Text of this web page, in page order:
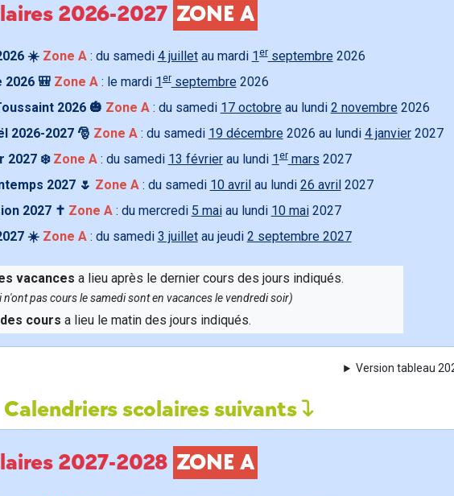
2026-2027 ZONE A
☀️ Zone A: du samedi 4 juilletau mardi 1 erseptembre 2026
2026 🎒 Zone A: le mardi 1erseptembre 2026
2026 🎃 Zone A: du samedi 17 octobre au lundi 2 novembre 2026
2026-2027 🎅 Zone A: du samedi 19 décembre 2026 au lundi 4 janvier2027
2027 ❄️ Zone A: du samedi 13 févrierau lundi 1ermars 2027
2027 🌷 Zone A: du samedi 10 avril au lundi 26 avril 2027
2027 ✝️ Zone A: du mercredi 5 maiau lundi 10 mai2027
☀️ Zone A: du samedi 3 juilletau jeudi 2 septembre 2027
vacances a lieu après le dernier cours des jours indiqués.
n'ont pas cours le samedi sont en vacances le vendredi soir)
cours a lieu le matin des jours indiqués.
Version tableau
Calendriers scolaires suivants
2027-2028 ZONE A